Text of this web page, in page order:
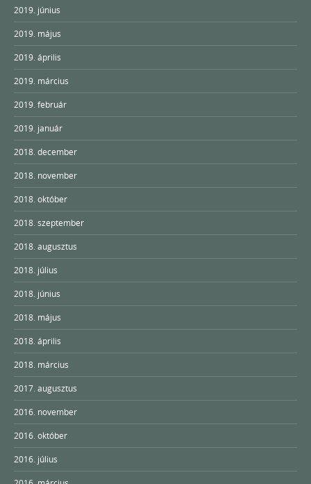
2019. június
2019. május
2019. április
2019. március
2019. február
2019. január
2018. december
2018. november
2018. október
2018. szeptember
2018. augusztus
2018. július
2018. június
2018. május
2018. április
2018. március
2017. augusztus
2016. november
2016. október
2016. július